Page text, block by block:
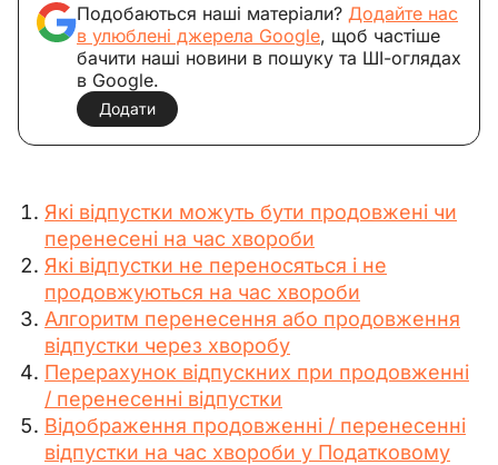
Подобаються наші матеріали? Додайте нас
в улюблені джерела Google, щоб частіше
бачити наші новини в пошуку та ШІ-оглядах
в Google.
Додати
Які відпустки можуть бути продовжені чи
перенесені на час хвороби
Які відпустки не переносяться і не
продовжуються на час хвороби
Алгоритм перенесення або продовження
відпустки через хворобу
Перерахунок відпускних при продовженні
/ перенесенні відпустки
Відображення продовженні / перенесенні
відпустки на час хвороби у Податковому